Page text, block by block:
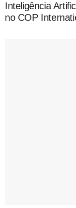
Inteligência
no COP